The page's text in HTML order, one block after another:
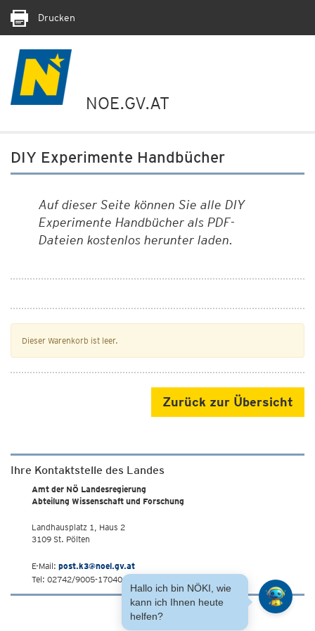
Drucken
NOE.GV.AT
DIY Experimente Handbücher
Auf dieser Seite können Sie alle DIY
Experimente Handbücher als PDF-
Dateien kostenlos herunter laden.
Dieser Warenkorb ist leer.
Zurück zur Übersicht
Ihre Kontaktstelle des Landes
Amt der NÖ Landesregierung
Abteilung Wissenschaft und Forschung
Landhausplatz 1, Haus 2
3109 St. Pölten
E-Mail: post.k3@noel.gv.at
Tel: 02742/9005-17040
Hallo ich bin NÖKI, wie
kann ich Ihnen heute
helfen?